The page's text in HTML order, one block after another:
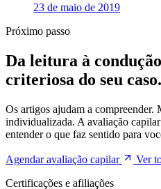
23 de maio de 2019
Próximo passo
Da leitura à
criteriosa do seu caso.
Os artigos ajudam a compreender.
individualizada. A avaliação
entender o que faz sentido para
Agendar avaliação capilar
Ver
Certificações e afiliações